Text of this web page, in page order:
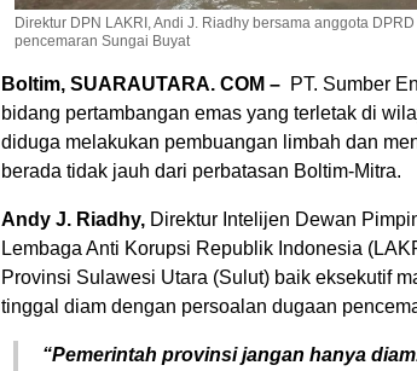
Direktur DPN LAKRI, Andi J. Riadhy bersama anggota
pencemaran Sungai Buyat
Boltim, SUARAUTARA. COM – PT. Sumber
bidang pertambangan emas yang terletak di
diduga melakukan pembuangan limbah dan
berada tidak jauh dari perbatasan Boltim-Mitra.
Andy J. Riadhy, Direktur Intelijen Dewan
Lembaga Anti Korupsi Republik Indonesia
Provinsi Sulawesi Utara (Sulut) baik eksekutif
tinggal diam dengan persoalan dugaan
“Pemerintah provinsi jangan hanya